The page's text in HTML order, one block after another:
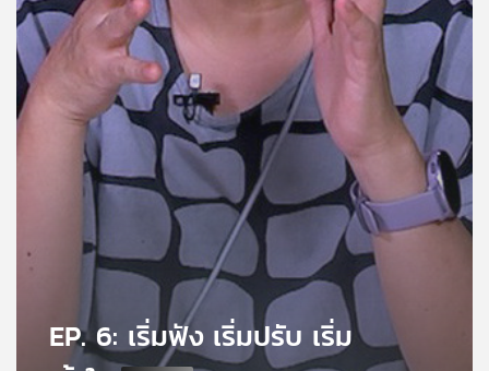
บทความ
ข่าว
กับ
EP. 6: เริ่มฟัง เริ่มปรับ เริ่ม